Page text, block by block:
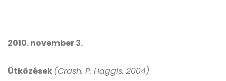
2010. november 3.
Ütközések(Crash, P. Haggis, 2004)